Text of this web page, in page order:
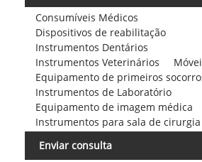
Consumíveis Médicos
Dispositivos de reabilitação
Instrumentos Dentários
Instrumentos Veterinários
Equipamento de primeiros
Instrumentos de Laboratório
Equipamento de imagem médica
Instrumentos para sala de cirurgia
Enviar consulta